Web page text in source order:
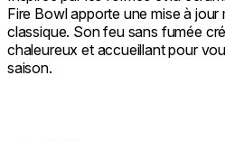
Fire Bowl apporte une mise à jour
classique. Son feu sans fumée
chaleureux et accueillant pour
saison.